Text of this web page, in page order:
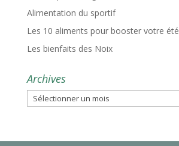
Alimentation du sportif
Les 10 aliments pour booster votre été
Les bienfaits des Noix
Archives
Archives